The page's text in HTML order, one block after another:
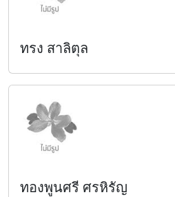
ทรง สาลิตุล
ทองพูนศรี ศรหิรัญ